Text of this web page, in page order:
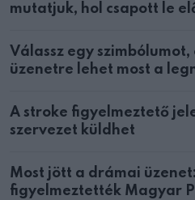
mutatjuk, hol csapott le
Válassz egy szimbólumot,
üzenetre lehet most a
A stroke figyelmeztető
szervezet küldhet
Most jött a drámai
figyelmeztették Magyar